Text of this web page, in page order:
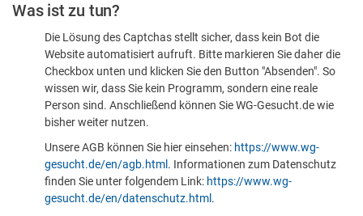
sind
Was ist zu tun?
Die Lösung des Captchas stellt sicher, dass kein Bot die
Website automatisiert aufruft. Bitte markieren Sie daher die
Checkbox unten und klicken Sie den Button "Absenden". So
wissen wir, dass Sie kein Programm, sondern eine reale
Person sind. Anschließend können Sie WG-Gesucht.de wie
bisher weiter nutzen.
Unsere AGB können Sie hier einsehen: https://www.wg-
gesucht.de/en/agb.html . Informationen zum Datenschutz
finden Sie unter folgendem Link: https://www.wg-
gesucht.de/en/datenschutz.html .